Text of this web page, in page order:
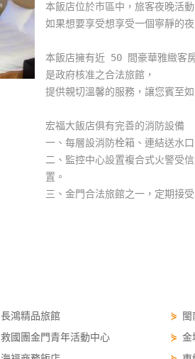
本飯店位於市區中，旅客夜晚活
如果想要享受想享受一個寧靜的
本飯店擁有近 50 間豪華雅緻客
是政府核准之合法旅館，
提供親切溫馨的服務，讓您賓至如
宏福大飯店俱有完善的消防設備
一、每層設消防栓箱、連結送水
二、監控中心設置複合式火警受
置。
三、金門合法旅館之一，定期接
長鴻精品旅館 ⋟
救國團金門青年活動中心 ⋟ 金